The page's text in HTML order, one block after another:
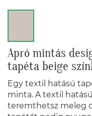
Apró mintás
tapéta beige
Egy textil hatású
minta. A textil
teremthetsz meleg